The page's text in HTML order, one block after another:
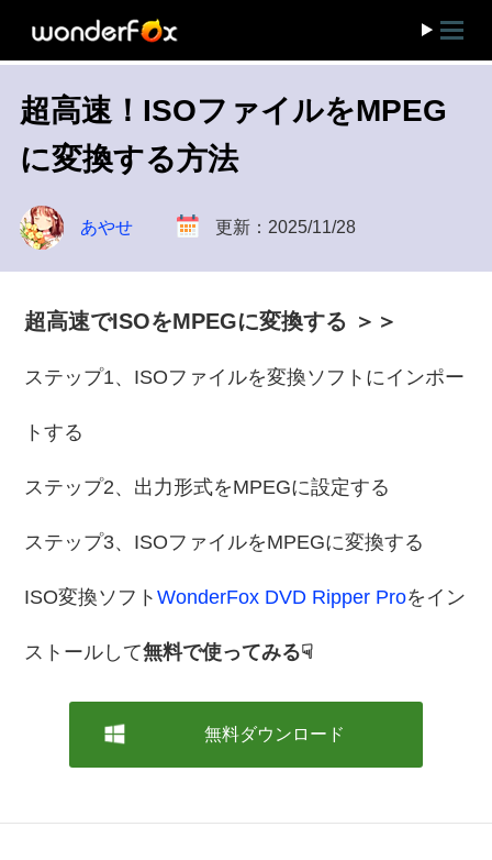
超高速！ISOファイルをMPEG
に変換する方法
あやせ 更新：2025/11/28
超高速でISOをMPEGに変換する ＞＞
ステップ1、ISOファイルを変換ソフトにインポー
トする
ステップ2、出力形式をMPEGに設定する
ステップ3、ISOファイルをMPEGに変換する
ISO変換ソフトWonderFox DVD Ripper Proをイン
ストールして無料で使ってみる☟
無料ダウンロード